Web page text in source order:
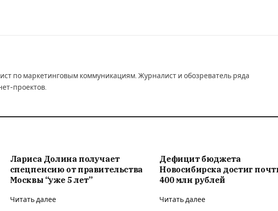
по маркетинговым коммуникациям. Журналист и обозреватель ряда
проектов.
Лариса Долина получает
спецпенсию от правительства
Москвы “уже 5 лет”
Читать далее
Дефицит бюджета
Новосибирска достиг
400 млн рублей
Читать далее